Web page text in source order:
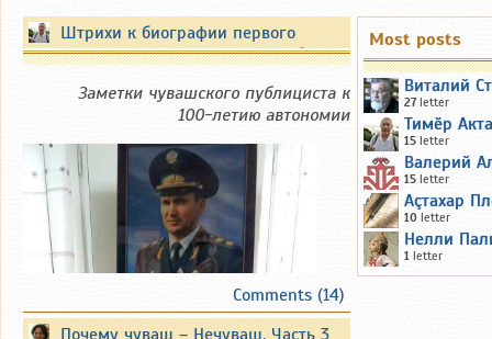
Most posts
Виталий
27letter
Тимӗр
15 letter
Валерий
15 letter
Аçтахар
10 letter
Нелли
1 letter
Штрихи к биографии первого
Президента Чувашской Республики
Заметки чувашского публициста к
100-летию автономии
Comments (14)
Почему чуваш – Нечуваш. Часть 3